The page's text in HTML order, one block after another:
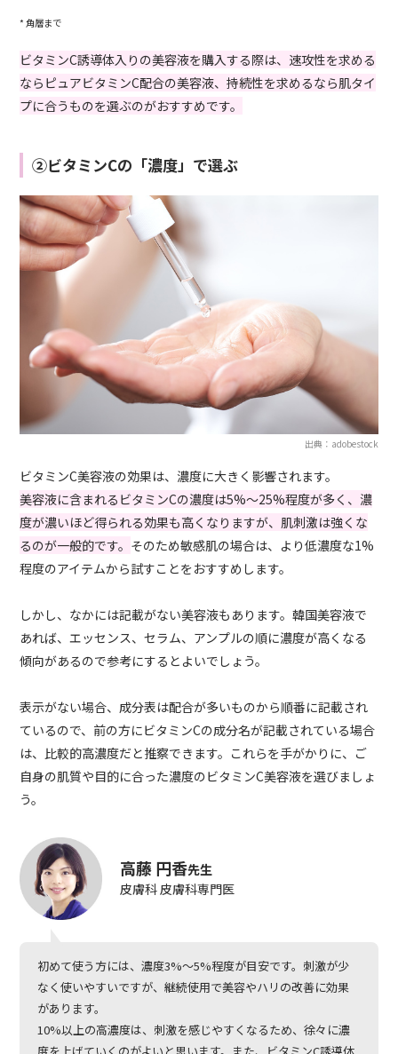
* 角層まで
ビタミンC誘導体入りの美容液を購入する際は、速攻性を求める
ならピュアビタミンC配合の美容液、持続性を求めるなら肌タイ
プに合うものを選ぶのがおすすめです。
②ビタミンCの「濃度」で選ぶ
出典：adobestock
ビタミンC美容液の効果は、濃度に大きく影響されます。
美容液に含まれるビタミンCの濃度は5%～25%程度が多く、濃
度が濃いほど得られる効果も高くなりますが、肌刺激は強くな
るのが一般的です。 そのため敏感肌の場合は、より低濃度な1%
程度のアイテムから試すことをおすすめします。
しかし、なかには記載がない美容液もあります。韓国美容液で
あれば、エッセンス、セラム、アンプルの順に濃度が高くなる
傾向があるので参考にするとよいでしょう。
表示がない場合、成分表は配合が多いものから順番に記載され
ているので、前の方にビタミンCの成分名が記載されている場合
は、比較的高濃度だと推察できます。これらを手がかりに、ご
自身の肌質や目的に合った濃度のビタミンC美容液を選びましょ
う。
高藤 円香先生
皮膚科 皮膚科専門医
初めて使う方には、濃度3%〜5%程度が目安です。刺激が少
なく使いやすいですが、継続使用で美容やハリの改善に効果
があります。
10%以上の高濃度は、刺激を感じやすくなるため、徐々に濃
度を上げていくのがよいと思います。また、ビタミンC誘導体